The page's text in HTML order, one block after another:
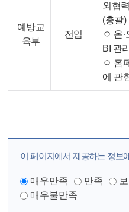
예방교
육부
전임
외협
(총괄)
ㅇ 온
BI 관
ㅇ 홈
에 관
이 페이지에서 제공하는 정보
매우만족 만족
매우불만족